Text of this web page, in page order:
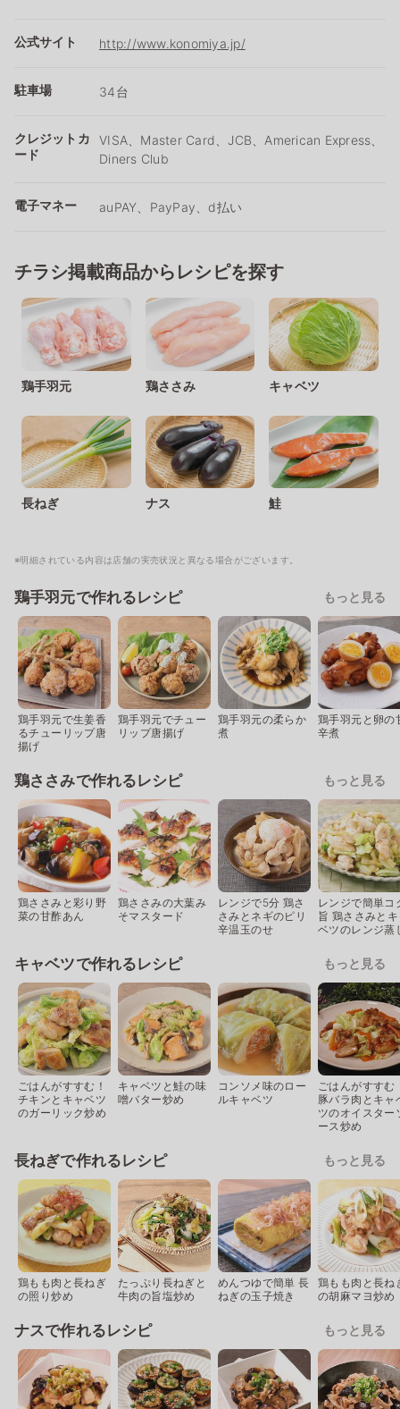
公式サイト http://www.konomiya.jp/
駐車場 34台
クレジットカ
ード
VISA、Master Card、JCB、American Express、
Diners Club
電子マネー auPAY、PayPay、d払い
チラシ掲載商品からレシピを探す
鶏手羽元 鶏ささみ キャベツ
長ねぎ ナス 鮭
※明細されている内容は店舗の実売状況と異なる場合がございます。
鶏手羽元で作れるレシピ もっと見る
鶏手羽元で生姜香
るチューリップ唐
揚げ
鶏手羽元でチュー
リップ唐揚げ
鶏手羽元の柔らか
煮
鶏手羽元と卵の
辛煮
鶏ささみで作れるレシピ もっと見る
鶏ささみと彩り野
菜の甘酢あん
鶏ささみの大葉み
そマスタード
レンジで5分 鶏さ
さみとネギのピリ
辛温玉のせ
レンジで簡単コ
旨 鶏ささみと
ベツのレンジ蒸
キャベツで作れるレシピ もっと見る
ごはんがすすむ！
チキンとキャベツ
のガーリック炒め
キャベツと鮭の味
噌バター炒め
コンソメ味のロー
ルキャベツ
ごはんがすすむ
豚バラ肉とキャ
ツのオイスター
ース炒め
長ねぎで作れるレシピ もっと見る
鶏もも肉と長ねぎ
の照り炒め
たっぷり長ねぎと
牛肉の旨塩炒め
めんつゆで簡単 長
ねぎの玉子焼き
鶏もも肉と長ね
の胡麻マヨ炒め
ナスで作れるレシピ もっと見る